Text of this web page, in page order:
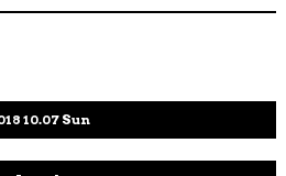
10.07 Sun